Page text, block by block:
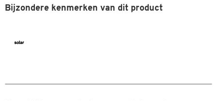
Bijzondere kenmerken van dit product